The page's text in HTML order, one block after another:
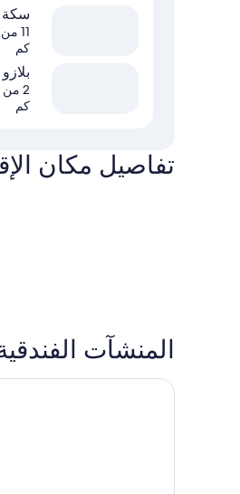
سكة
11 من الدقائق سيرًا على الأقدام
كم
2 من الدقائق سيرًا على الأقدام
كم
تفاصيل مكان
المنشآت
كاسا فيرا أفيتاكاميري إي